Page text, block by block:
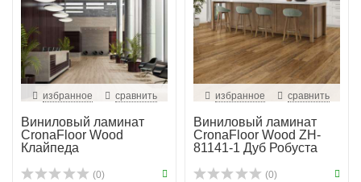
избранное сравнить
Виниловый ламинат
CronaFloor Wood
Клайпеда
(0)
избранное сравнить
Виниловый ламинат
CronaFloor Wood ZH-
81141-1 Дуб Робуста
(0)